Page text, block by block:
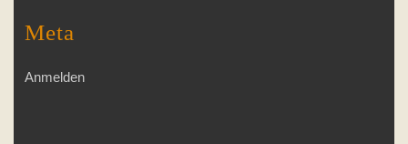
Meta
Anmelden